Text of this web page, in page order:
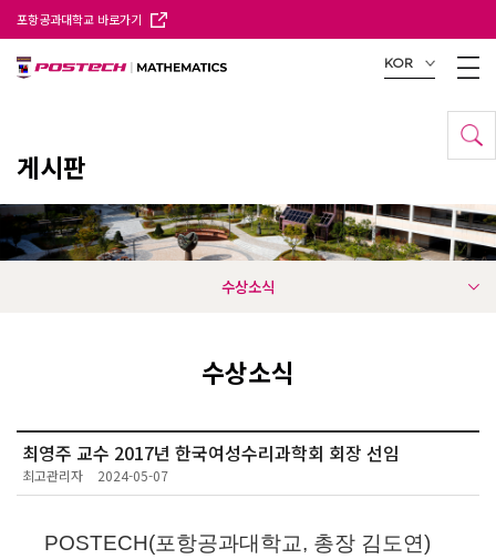
포항공과대학교 바로가기
KOR
게시판
수상소식
수상소식
최영주 교수 2017년 한국여성수리과학회 회장 선임
최고관리자 2024-05-07
POSTECH(포항공과대학교, 총장 김도연)